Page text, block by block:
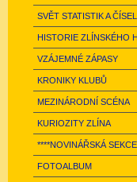
SVĚT STATISTIK A ČÍSEL
HISTORIE ZLÍNSKÉHO
VZÁJEMNÉ ZÁPASY
KRONIKY KLUBŮ
MEZINÁRODNÍ SCÉNA
KURIOZITY ZLÍNA
****NOVINÁŘSKÁ
FOTOALBUM